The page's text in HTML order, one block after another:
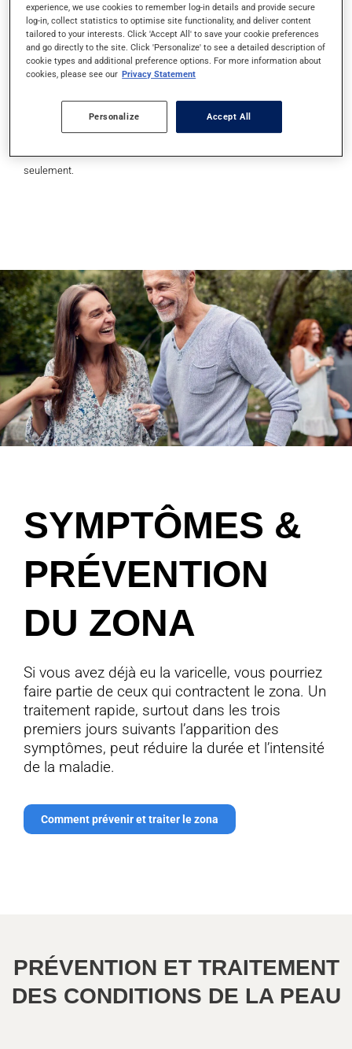
Plusieurs services* en lien avec la santé de la
peau sont offerts en succursale :
Vaccination et traitement contre le zona.
Prescription de médicaments pour traiter le
feu sauvage, ulcère buccal et acné.
seulement.
SYMPTÔMES &
PRÉVENTION
DU ZONA
Si vous avez déjà eu la varicelle, vous pourriez
faire partie de ceux qui contractent le zona. Un
traitement rapide, surtout dans les trois
premiers jours suivants l’apparition des
symptômes, peut réduire la durée et l’intensité
de la maladie.
Comment prévenir et traiter le zona
PRÉVENTION ET TRAITEMENT
DES CONDITIONS DE LA PEAU
experience, we use cookies to remember log-in details and provide secure
log-in, collect statistics to optimise site functionality, and deliver content
tailored to your interests. Click 'Accept All' to save your cookie preferences
and go directly to the site. Click 'Personalize' to see a detailed description of
cookie types and additional preference options. For more information about
cookies, please see our Privacy Statement
Personalize Accept All